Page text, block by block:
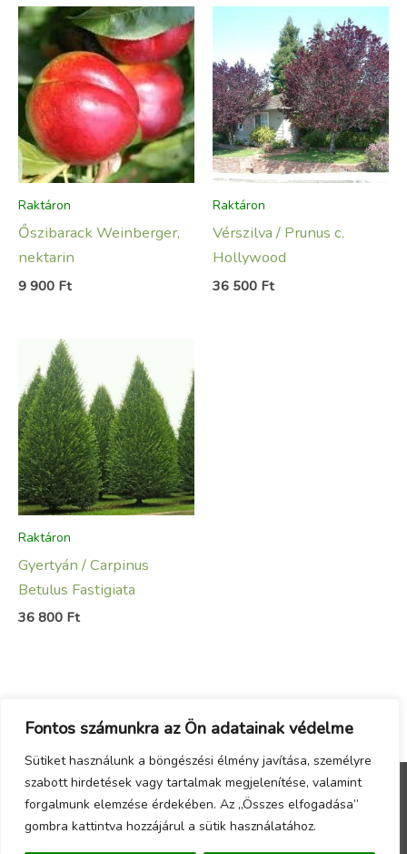
Fontos számunkra az Ön adatainak védelme
Sütiket használunk a böngészési élmény javítása, személyre
szabott hirdetések vagy tartalmak megjelenítése, valamint
forgalmunk elemzése érdekében. Az „Összes elfogadása”
gombra kattintva hozzájárul a sütik használatához.
Raktáron
Őszibarack Weinberger,
nektarin
9 900 Ft
Raktáron
Vérszilva / Prunus c.
Hollywood
36 500 Ft
Raktáron
Gyertyán / Carpinus
Betulus Fastigiata
36 800 Ft
Menu